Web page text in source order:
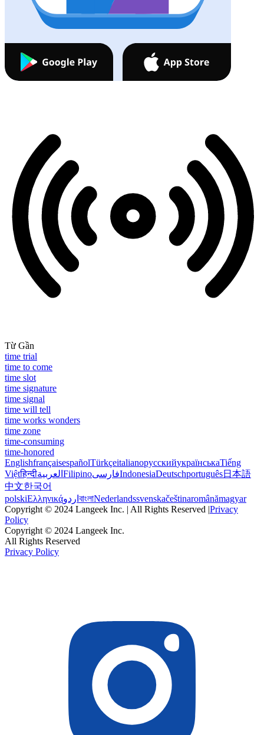
Từ Gần
time trial
time to come
time slot
time signature
time signal
time will tell
time works wonders
time zone
time-consuming
time-honored
EnglishfrançaisespañolTürkçeitalianoрусскийукраїнськаTiếng
Việtहिन्दीالعربية FilipinoفارسیIndonesiaDeutschportuguês日本語
中文한국어
polskiΕλληνικάاردو বাংলাNederlandssvenskačeštinaromânămagyar
Copyright © 2024 Langeek Inc. | All Rights Reserved |Privacy
Policy
Copyright © 2024 Langeek Inc.
All Rights Reserved
Privacy Policy